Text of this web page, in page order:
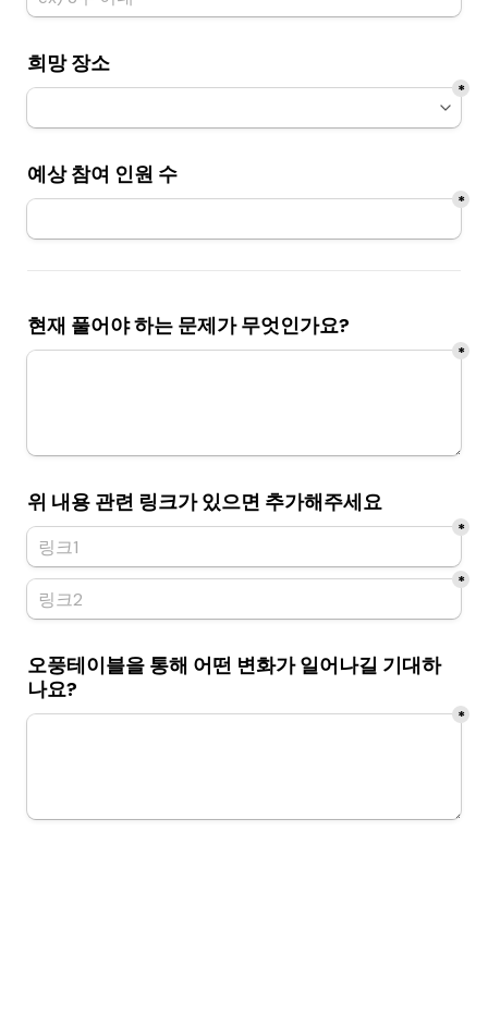
희망 장소
*
예상 참여 인원 수
*
현재 풀어야 하는 문제가 무엇인가요?
*
위 내용 관련 링크가 있으면 추가해주세요
*
*
오풍테이블을 통해 어떤 변화가 일어나길 기대하
나요?
*